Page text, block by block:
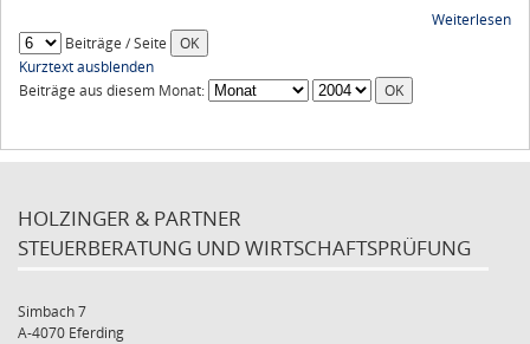
Weiterlesen
Beiträge / Seite
Kurztext ausblenden
Beiträge aus diesem Monat:
HOLZINGER & PARTNER
STEUERBERATUNG UND WIRTSCHAFTSPRÜFUNG
Simbach 7
A-4070 Eferding